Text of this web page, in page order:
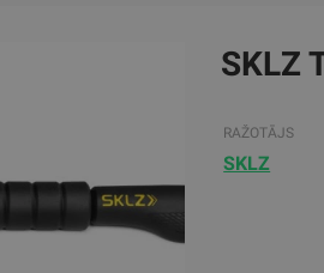
SKLZ
RAŽOTĀJS
SKLZ